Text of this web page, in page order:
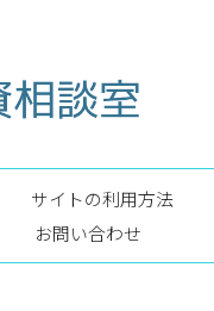
サイトの利用方法
お問い合わせ